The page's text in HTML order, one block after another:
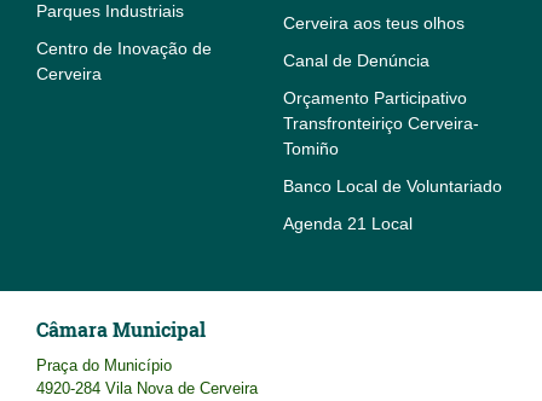
Parques Industriais
Centro de Inovação de
Cerveira
Cerveira aos teus olhos
Canal de Denúncia
Orçamento Participativo
Transfronteiriço Cerveira-
Tomiño
Banco Local de Voluntariado
Agenda 21 Local
Câmara Municipal
Praça do Município
4920-284 Vila Nova de Cerveira